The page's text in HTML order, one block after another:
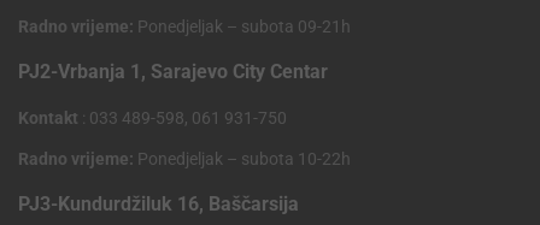
Radno vrijeme: Ponedjeljak – subota 09-21h
PJ2-Vrbanja 1, Sarajevo City Centar
Kontakt : 033 489-598, 061 931-750
Radno vrijeme: Ponedjeljak – subota 10-22h
PJ3-Kundurdžiluk 16, Baščarsija